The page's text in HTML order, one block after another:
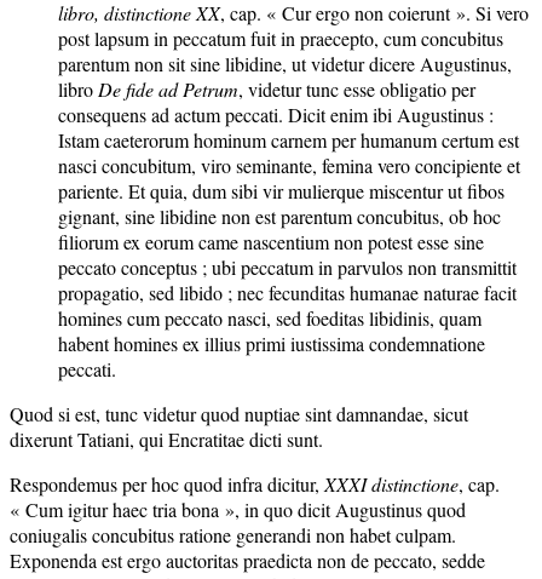
libro, distinctione XX, cap. « Cur ergo non coierunt ». Si vero
post lapsum in peccatum fuit in praecepto, cum concubitus
parentum non sit sine libidine, ut videtur dicere Augustinus,
libro De fide ad Petrum, videtur tunc esse obligatio per
consequens ad actum peccati. Dicit enim ibi Augustinus :
Istam caeterorum hominum carnem per humanum certum est
nasci concubitum, viro seminante, femina vero concipiente et
pariente. Et quia, dum sibi vir mulierque miscentur ut fibos
gignant, sine libidine non est parentum concubitus, ob hoc
filiorum ex eorum came nascentium non potest esse sine
peccato conceptus ; ubi peccatum in parvulos non transmittit
propagatio, sed libido ; nec fecunditas humanae naturae facit
homines cum peccato nasci, sed foeditas libidinis, quam
habent homines ex illius primi iustissima condemnatione
peccati.
Quod si est, tunc videtur quod nuptiae sint damnandae, sicut
dixerunt Tatiani, qui Encratitae dicti sunt.
Respondemus per hoc quod infra dicitur, XXXI distinctione, cap.
« Cum igitur haec tria bona », in quo dicit Augustinus quod
coniugalis concubitus ratione generandi non habet culpam.
Exponenda est ergo auctoritas praedicta non de peccato, sedde